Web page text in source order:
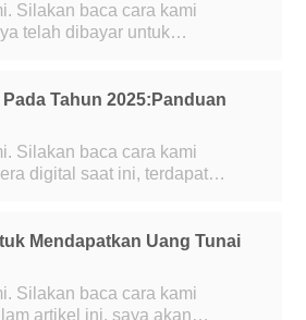
Silakan baca cara kami
Tahun 2025:Panduan
Silakan baca cara kami
Mendapatkan Uang Tunai
Silakan baca cara kami